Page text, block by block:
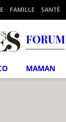
FAMILLE SANTÉ
FORUM
MAMAN